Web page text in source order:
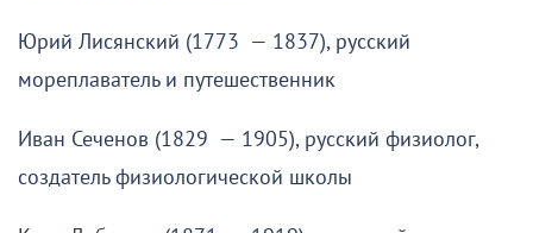
Юрий Лисянский (1773 — 1837), русский
мореплаватель и путешественник
Иван Сеченов (1829 — 1905), русский физиолог,
создатель физиологической школы